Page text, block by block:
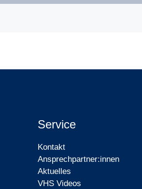
Service
Kontakt
Ansprechpartner:innen
Aktuelles
VHS Videos